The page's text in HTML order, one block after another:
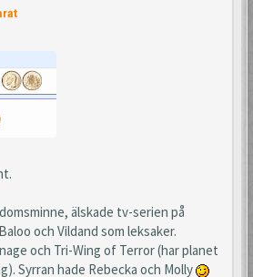
älskade tv-serien på
och Vildand som leksaker.
och Tri-Wing of Terror (har planet
Syrran hade Rebecka och Molly